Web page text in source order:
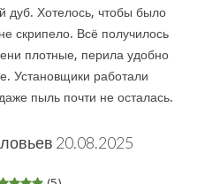
дуб. Хотелось, чтобы было
скрипело. Всё получилось
плотные, перила удобно
Установщики работали
пыль почти не осталась.
20.08.2025